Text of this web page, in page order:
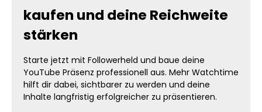
kaufen und deine Reichweite
stärken
Starte jetzt mit Followerheld und baue deine
YouTube Präsenz professionell aus. Mehr Watchtime
hilft dir dabei, sichtbarer zu werden und deine
Inhalte langfristig erfolgreicher zu präsentieren.